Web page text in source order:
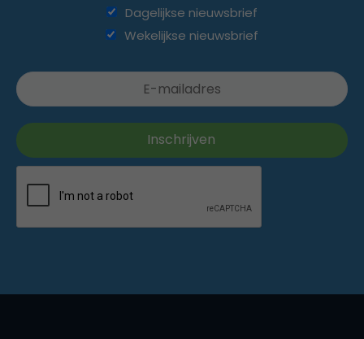
Dagelijkse nieuwsbrief
Wekelijkse nieuwsbrief